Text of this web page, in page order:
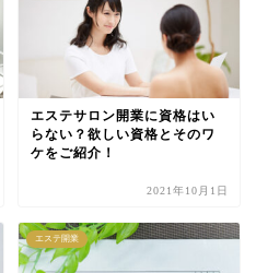
エステサロン開業に資格はい
らない？欲しい資格とそのワ
ケをご紹介！
2021年10月1日
エステ開業